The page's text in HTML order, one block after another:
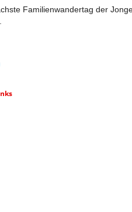
Familienwandertag der